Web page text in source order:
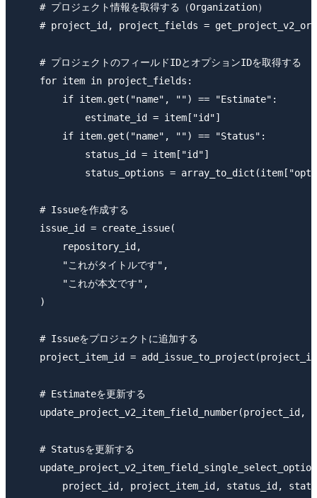
    # プロジェクト情報を取得する（Organization）
# project_id, project_fields =
    # プロジェクトのフィールドIDとオプションIDを取得する
    for item in project_fields:
        if item.get("name", "") == "Estimate":
            estimate_id = item["id"]
        if item.get("name", "") == "Status":
            status_id = item["id"]
status_options =
    # Issueを作成する
    issue_id = create_issue(
        repository_id,
        "これがタイトルです",
        "これが本文です",
    )
    # Issueをプロジェクトに追加する
project_item_id =
    # Estimateを更新する
update_project_v2_item_field_number(project_id,
    # Statusを更新する
project_id, project_item_id, status_id,